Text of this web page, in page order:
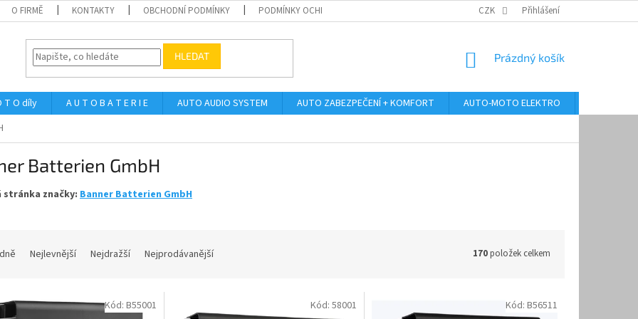
O FIRMĚ KONTAKTY OBCHODNÍ PODMÍNKY PODMÍNKY OCHRANY OSOBNÍCH ÚDAJŮ ODSTOUPENÍ OD KUPNÍ SMLOUVY
CZK Přihlášení
HLEDAT
NÁKUPNÍ
Prázdný košík
T O díly A U T O B A T E R I E AUTO AUDIO SYSTEM AUTO ZABEZPEČENÍ + KOMFORT AUTO-MOTO ELEKTRO
Batterien GmbH
stránka značky: Banner Batterien GmbH
Nejlevnější Nejdražší Nejprodávanější 170položek celkem
Kód: B55001 Kód: 58001 Kód: B56511